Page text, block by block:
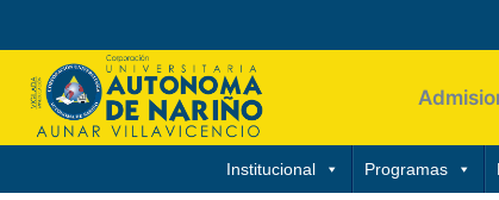
Institucional Programas